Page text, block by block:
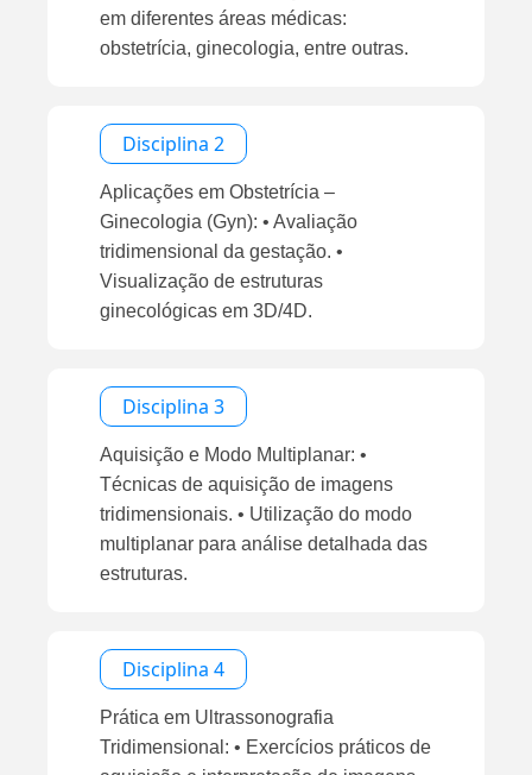
em diferentes áreas médicas:
obstetrícia, ginecologia, entre outras.
Disciplina 2
Aplicações em Obstetrícia –
Ginecologia (Gyn): • Avaliação
tridimensional da gestação. •
Visualização de estruturas
ginecológicas em 3D/4D.
Disciplina 3
Aquisição e Modo Multiplanar: •
Técnicas de aquisição de imagens
tridimensionais. • Utilização do modo
multiplanar para análise detalhada das
estruturas.
Disciplina 4
Prática em Ultrassonografia
Tridimensional: • Exercícios práticos de